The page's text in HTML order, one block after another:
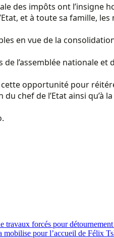
des impôts ont l’insigne
et à toute sa famille,
en vue de la
l’assemblée nationale
opportunité pour
chef de l’Etat ainsi
forcés pour
pour l’accueil de Félix